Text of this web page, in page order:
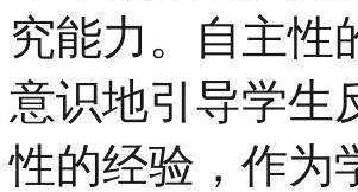
究能力。自主性
意识地引导学生
性的经验，作为